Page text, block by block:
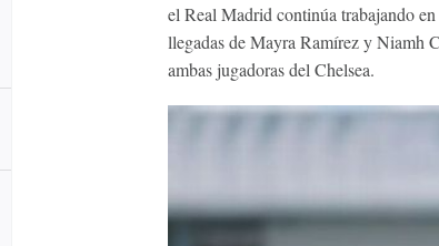
el Real Madrid continúa trabajando en
llegadas de Mayra Ramírez y Niamh
ambas jugadoras del Chelsea.